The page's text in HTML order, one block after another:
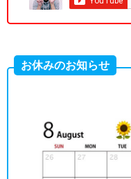
お休みのお知らせ